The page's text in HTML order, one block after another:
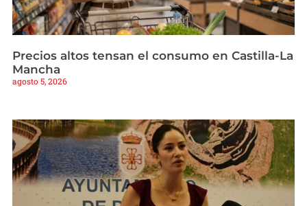
Precios altos tensan el consumo en Castilla-La
Mancha
agosto 5, 2026